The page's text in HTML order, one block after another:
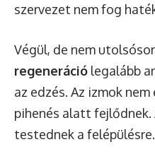
szervezet nem fog
Végül, de nem
regeneráció legalább
az edzés. Az izmok
pihenés alatt
testednek a felépülésre.